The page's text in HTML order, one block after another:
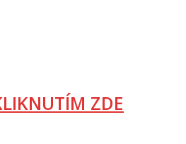
ZDE